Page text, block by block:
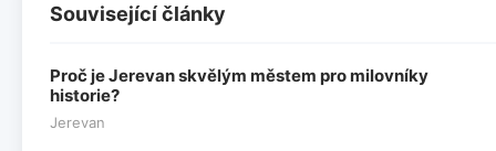
Související články
Proč je Jerevan skvělým městem pro milovníky
historie?
Jerevan